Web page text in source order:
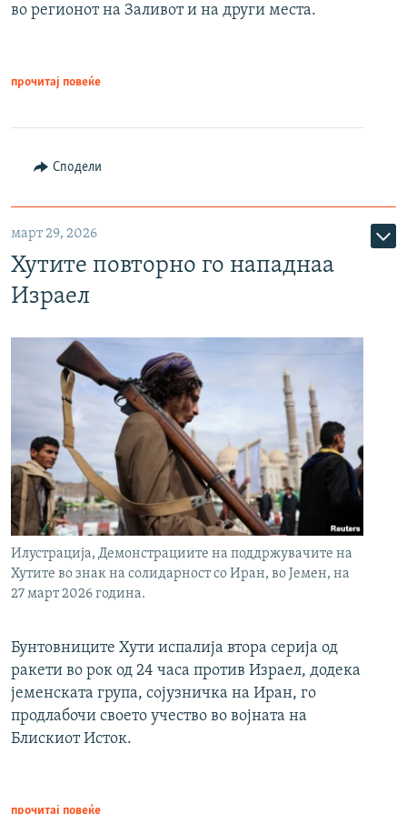
во регионот на Заливот и на други места.
прочитај повеќе
Сподели
март 29, 2026
Хутите повторно го нападнаа
Израел
Илустрација, Демонстрациите на поддржувачите на
Хутите во знак на солидарност со Иран, во Јемен, на
27 март 2026 година.
Бунтовниците Хути испалија втора серија од
ракети во рок од 24 часа против Израел, додека
јеменската група, сојузничка на Иран, го
продлабочи своето учество во војната на
Блискиот Исток.
прочитај повеќе